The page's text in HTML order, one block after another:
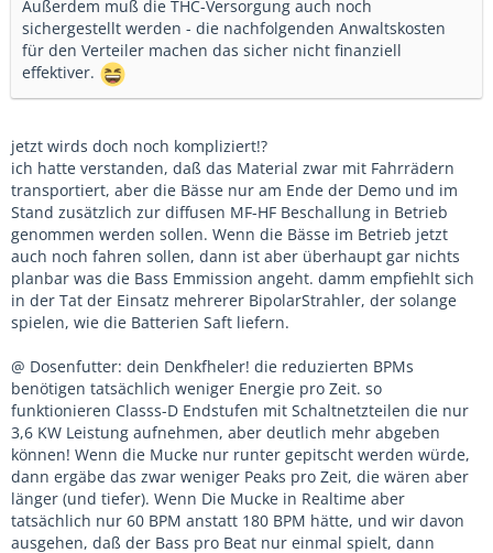
Außerdem muß die THC-Versorgung auch noch
sichergestellt werden - die nachfolgenden Anwaltskosten
für den Verteiler machen das sicher nicht finanziell
effektiver.
jetzt wirds doch noch kompliziert!?
ich hatte verstanden, daß das Material zwar mit Fahrrädern
transportiert, aber die Bässe nur am Ende der Demo und im
Stand zusätzlich zur diffusen MF-HF Beschallung in Betrieb
genommen werden sollen. Wenn die Bässe im Betrieb jetzt
auch noch fahren sollen, dann ist aber überhaupt gar nichts
planbar was die Bass Emmission angeht. damm empfiehlt sich
in der Tat der Einsatz mehrerer BipolarStrahler, der solange
spielen, wie die Batterien Saft liefern.
@ Dosenfutter: dein Denkfheler! die reduzierten BPMs
benötigen tatsächlich weniger Energie pro Zeit. so
funktionieren Classs-D Endstufen mit Schaltnetzteilen die nur
3,6 KW Leistung aufnehmen, aber deutlich mehr abgeben
können! Wenn die Mucke nur runter gepitscht werden würde,
dann ergäbe das zwar weniger Peaks pro Zeit, die wären aber
länger (und tiefer). Wenn Die Mucke in Realtime aber
tatsächlich nur 60 BPM anstatt 180 BPM hätte, und wir davon
ausgehen, daß der Bass pro Beat nur einmal spielt, dann